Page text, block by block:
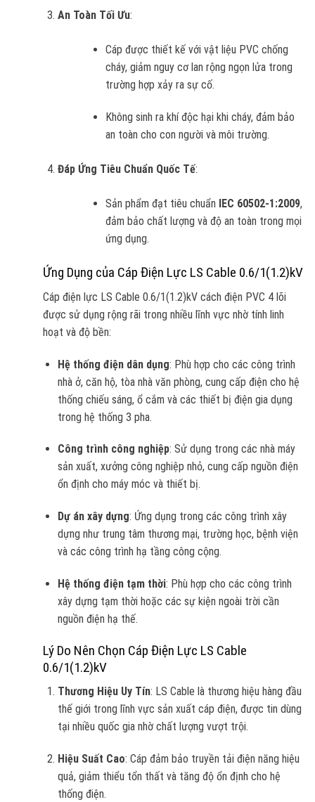
An Toàn Tối Ưu:
Cáp được thiết kế với vật liệu PVC chống
cháy, giảm nguy cơ lan rộng ngọn lửa trong
trường hợp xảy ra sự cố.
Không sinh ra khí độc hại khi cháy, đảm bảo
an toàn cho con người và môi trường.
Đáp Ứng Tiêu Chuẩn Quốc Tế:
Sản phẩm đạt tiêu chuẩn IEC 60502-1:2009,
đảm bảo chất lượng và độ an toàn trong mọi
ứng dụng.
Ứng Dụng của Cáp Điện Lực LS Cable 0.6/1(1.2)kV
Cáp điện lực LS Cable 0.6/1(1.2)kV cách điện PVC 4 lõi
được sử dụng rộng rãi trong nhiều lĩnh vực nhờ tính linh
hoạt và độ bền:
Hệ thống điện dân dụng: Phù hợp cho các công trình
nhà ở, căn hộ, tòa nhà văn phòng, cung cấp điện cho hệ
thống chiếu sáng, ổ cắm và các thiết bị điện gia dụng
trong hệ thống 3 pha.
Công trình công nghiệp: Sử dụng trong các nhà máy
sản xuất, xưởng công nghiệp nhỏ, cung cấp nguồn điện
ổn định cho máy móc và thiết bị.
Dự án xây dựng: Ứng dụng trong các công trình xây
dựng như trung tâm thương mại, trường học, bệnh viện
và các công trình hạ tầng công cộng.
Hệ thống điện tạm thời: Phù hợp cho các công trình
xây dựng tạm thời hoặc các sự kiện ngoài trời cần
nguồn điện hạ thế.
Lý Do Nên Chọn Cáp Điện Lực LS Cable
0.6/1(1.2)kV
Thương Hiệu Uy Tín: LS Cable là thương hiệu hàng đầu
thế giới trong lĩnh vực sản xuất cáp điện, được tin dùng
tại nhiều quốc gia nhờ chất lượng vượt trội.
Hiệu Suất Cao: Cáp đảm bảo truyền tải điện năng hiệu
quả, giảm thiểu tổn thất và tăng độ ổn định cho hệ
thống điện.